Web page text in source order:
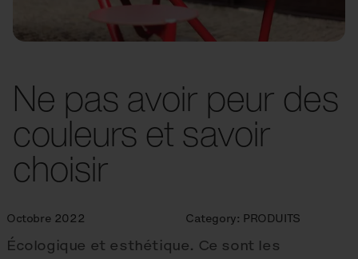
Ne pas avoir peur des
couleurs et savoir
choisir
Octobre 2022 Category: PRODUITS
Écologique et esthétique. Ce sont les